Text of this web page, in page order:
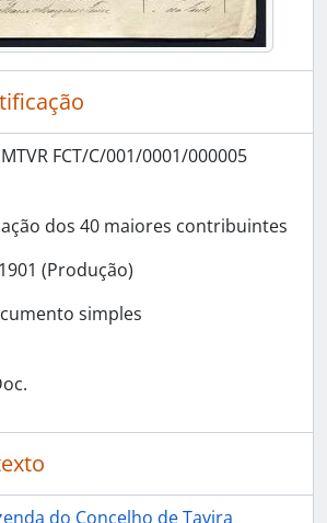
FCT/C/001/0001/000005
dos 40 maiores contribuintes
1901 (Produção)
simples
do Concelho de Tavira